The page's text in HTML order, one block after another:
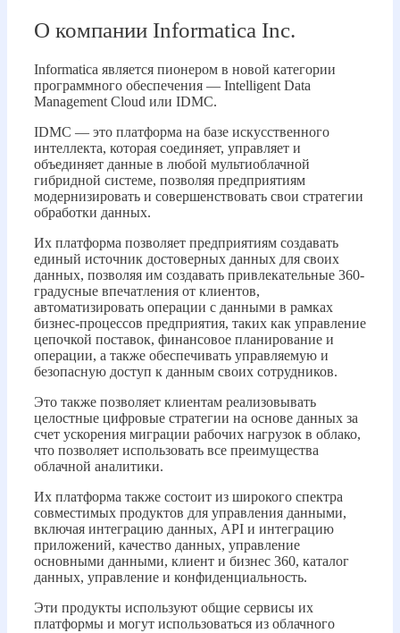
О компании Informatica Inc.
Informatica является пионером в новой категории
программного обеспечения — Intelligent Data
Management Cloud или IDMC.
IDMC — это платформа на базе искусственного
интеллекта, которая соединяет, управляет и
объединяет данные в любой мультиоблачной
гибридной системе, позволяя предприятиям
модернизировать и совершенствовать свои стратегии
обработки данных.
Их платформа позволяет предприятиям создавать
единый источник достоверных данных для своих
данных, позволяя им создавать привлекательные 360-
градусные впечатления от клиентов,
автоматизировать операции с данными в рамках
бизнес-процессов предприятия, таких как управление
цепочкой поставок, финансовое планирование и
операции, а также обеспечивать управляемую и
безопасную доступ к данным своих сотрудников.
Это также позволяет клиентам реализовывать
целостные цифровые стратегии на основе данных за
счет ускорения миграции рабочих нагрузок в облако,
что позволяет использовать все преимущества
облачной аналитики.
Их платформа также состоит из широкого спектра
совместимых продуктов для управления данными,
включая интеграцию данных, API и интеграцию
приложений, качество данных, управление
основными данными, клиент и бизнес 360, каталог
данных, управление и конфиденциальность.
Эти продукты используют общие сервисы их
платформы и могут использоваться из облачного